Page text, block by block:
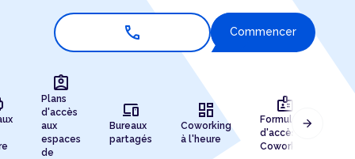
call Commencer
assignment_ind
Plans
d'accès
aux
espaces
de
devices
Bureaux
partagés
dashboard
Coworking
à l'heure
badge
Formules
d'accès au
Coworking
arrow_forward